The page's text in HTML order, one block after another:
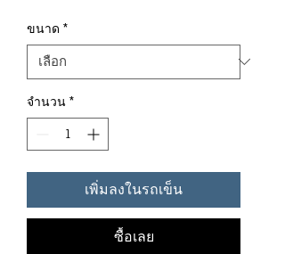
ขนาด *
จำนวน *
เพิ่มลงในรถเข็น
ซื้อเลย